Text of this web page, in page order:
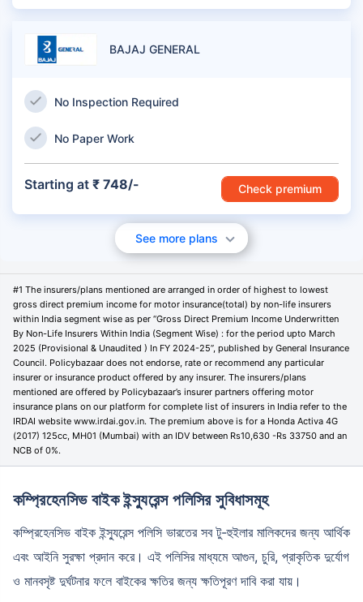
BAJAJ GENERAL
Starting at ₹ 748/-
No Inspection Required
No Paper Work
Check premium
See more plans
#1 The insurers/plans mentioned are arranged in order of highest to lowest
gross direct premium income for motor insurance(total) by non-life insurers
within India segment wise as per “Gross Direct Premium Income Underwritten
By Non-Life Insurers Within India (Segment Wise) : for the period upto March
2025 (Provisional & Unaudited ) In FY 2024-25”, published by General Insurance
Council. Policybazaar does not endorse, rate or recommend any particular
insurer or insurance product offered by any insurer. The insurers/plans
mentioned are offered by Policybazaar’s insurer partners offering motor
insurance plans on our platform for complete list of insurers in India refer to the
IRDAI website www.irdai.gov.in. The premium above is for a Honda Activa 4G
(2017) 125cc, MH01 (Mumbai) with an IDV between Rs10,630 -Rs 33750 and an
NCB of 0%.
কম্প্রিহেনসিভ বাইক ইন্স্যুরেন্স পলিসির সুবিধাসমূহ
কম্প্রিহেনসিভ বাইক ইন্স্যুরেন্স পলিসি ভারতের সব টু-হুইলার মালিকদের জন্য আর্থিক
এবং আইনি সুরক্ষা প্রদান করে। এই পলিসির মাধ্যমে আগুন, চুরি, প্রাকৃতিক দুর্যোগ
ও মানবসৃষ্ট দুর্ঘটনার ফলে বাইকের ক্ষতির জন্য ক্ষতিপূরণ দাবি করা যায়।